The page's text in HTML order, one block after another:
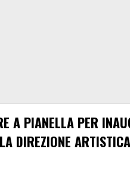
A PIANELLA PER
DIREZIONE